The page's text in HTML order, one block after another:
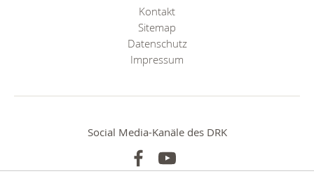
Kontakt
Sitemap
Datenschutz
Impressum
Social Media-Kanäle des DRK